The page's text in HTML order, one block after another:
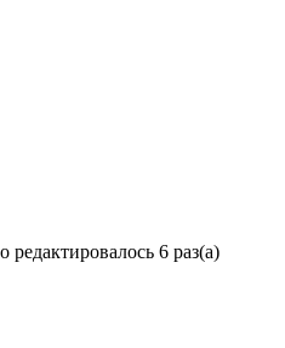
6 раз(а)